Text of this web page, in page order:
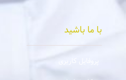
با ما باشید
پروفایل کاربری